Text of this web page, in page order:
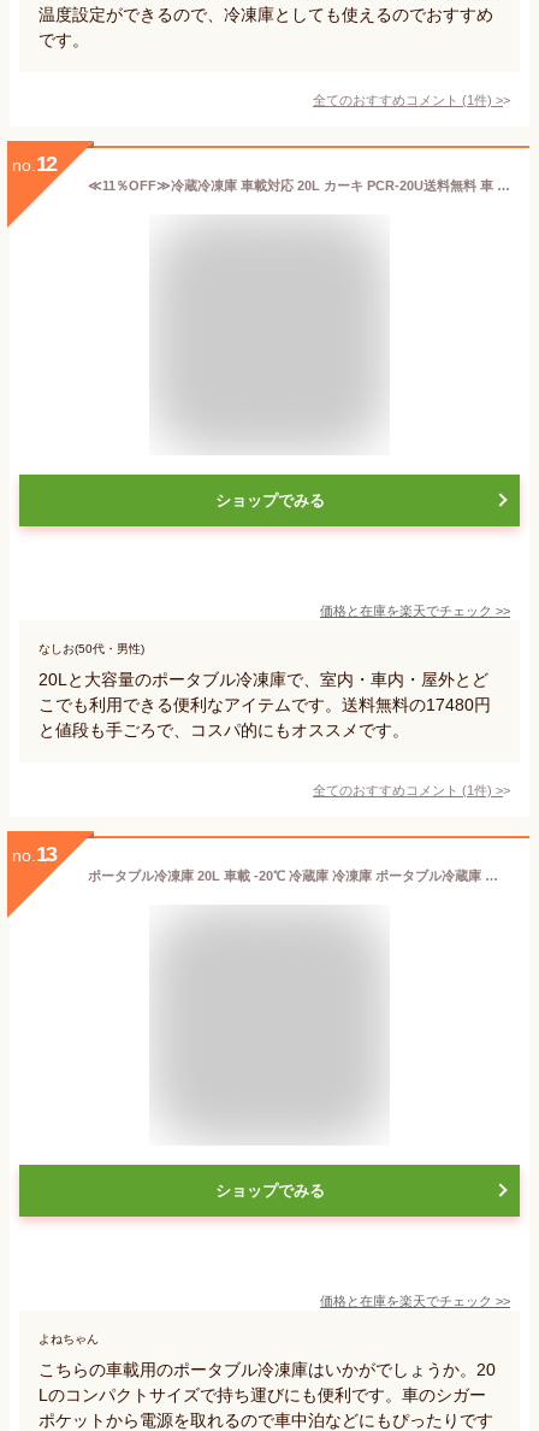
温度設定ができるので、冷凍庫としても使えるのでおすすめ
です。
全てのおすすめコメント (1件) >
no. 12
≪11％OFF≫冷蔵冷凍庫 車載対応 20L カーキ PCR-20U送料無料 車 冷凍庫 冷蔵庫 車中泊 ポータブル[2607SO]
ショップでみる
価格と在庫を楽天でチェック >>
なしお(50代・男性)
20Lと大容量のポータブル冷凍庫で、室内・車内・屋外とど
こでも利用できる便利なアイテムです。送料無料の17480円
と値段も手ごろで、コスパ的にもオススメです。
全てのおすすめコメント (1件) >
no. 13
ポータブル冷凍庫 20L 車載 -20℃ 冷蔵庫 冷凍庫 ポータブル冷蔵庫 冷蔵冷凍庫 保冷庫 コンセント シガー アイス 電源 キャンプ 保冷 室内 屋外 アウトドア 送料無料 ###冷凍冷蔵庫ZBD-20###
ショップでみる
価格と在庫を楽天でチェック >>
よねちゃん
こちらの車載用のポータブル冷凍庫はいかがでしょうか。20
Lのコンパクトサイズで持ち運びにも便利です。車のシガー
ポケットから電源を取れるので車中泊などにもぴったりです